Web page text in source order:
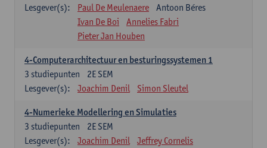
Lesgever(s):
Paul De Meulenaere
Antoon Béres
Ivan De Boi
Annelies Fabri
Pieter Jan Houben
4-Computerarchitectuur en besturingssystemen 1
2E SEM
3 studiepunten
Lesgever(s):
Joachim Denil Simon Sleutel
4-Numerieke Modellering en Simulaties
2E SEM
3 studiepunten
Lesgever(s):
Joachim Denil
Jeffrey Cornelis